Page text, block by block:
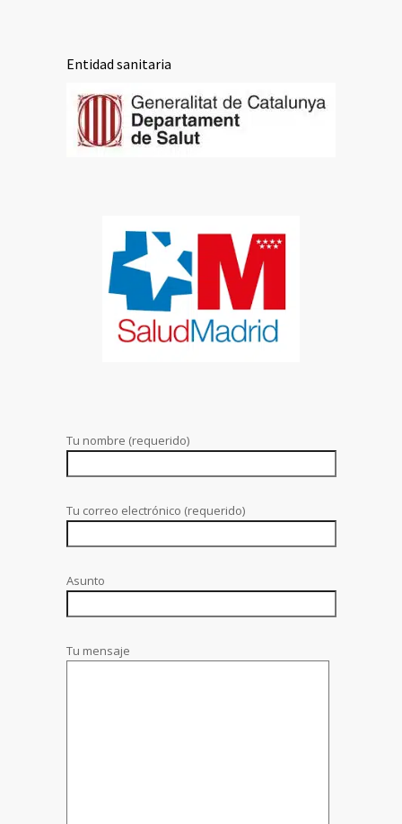
Entidad sanitaria
Tu nombre (requerido)
Tu correo electrónico (requerido)
Asunto
Tu mensaje